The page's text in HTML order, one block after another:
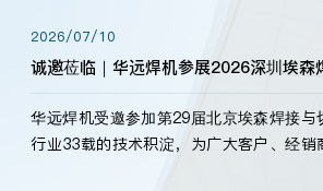
标准，持之以恒研发新产品、新技术。新
海内外客户为目睹公司发布的新产…
2026/07/10
诚邀莅临｜华远焊机参展2026深圳埃森
华远焊机受邀参加第29届北京埃森焊接与
行业33载的技术积淀，为广大客户、经销